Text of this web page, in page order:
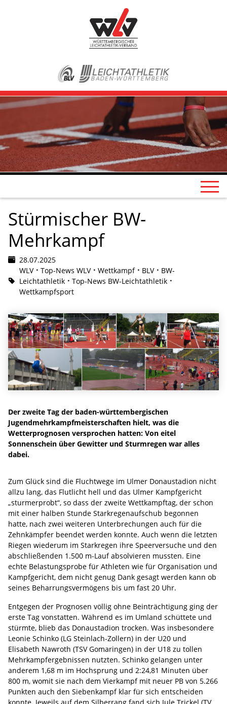
Stürmischer BW-
Mehrkampf
28.07.2025
WLV
Top-News WLV Wettkampf BLV
BW-
Leichtathletik
Top-News BW-Leichtathletik
Wettkampfsport
Der zweite Tag der baden-württembergischen
Jugendmehrkampfmeisterschaften hielt, was die
Wetterprognosen versprochen hatten: Von eitel
Sonnenschein über Gewitter und Sturmregen war alles
dabei.
Zum Glück sind die Fluchtwege im Ulmer Donaustadion nicht
allzu lang, das Flutlicht hell und das Ulmer Kampfgericht
„sturmerprobt“, so dass der zweite Wettkampftag, der schon
mit einer halben Stunde Starkregenaufschub begonnen
hatte, nach zwei weiteren Unterbrechungen auch für die
Zehnkämpfer beendet werden konnte. Auch wenn die letzten
Riegen wiederum im Starkregen ihre Speerversuche und den
abschließenden 1.500 m-Lauf absolvieren mussten. Eine
echte Belastungsprobe für Athleten wie für Organisation und
Kampfgericht, dem nicht genug Dank gesagt werden kann ob
seines Beharrungsvermögens bis um fast 20 Uhr.
Entgegen der Prognosen völlig ohne Beinträchtigung ging der
erste Tag vonstatten. Während es im Umland schüttete und
stürmte, blieb das Donaustadion trocken. Was insbesondere
Leonie Schinko (LG Steinlach-Zollern) in der U20 und
Elisabeth Nawroth (TSV Gomaringen) in der U18 zu tollen
Mehrkampfergebnissen nutzten. Schinko gelangen unter
anderem 1,68 m im Hochsprung und 2:24,81 Minuten über
800 m, womit sie nach dem Vierkampf mit neuer PB von 5.266
Punkten auch den Siebenkampf klar für sich entscheiden